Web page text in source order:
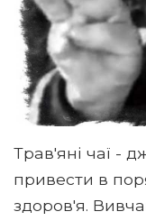
Трав'яні чаї -
привести в
здоров'я.